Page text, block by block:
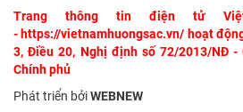
Trang thông tin điện tử
-https://vietnamhuongsac.vn/ hoạt
3, Điều 20, Nghị định số 72/2013/NĐ -
Chính phủ
Phát triển bởiWEBNEW